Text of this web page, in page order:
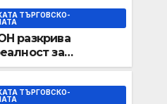
ТЪРГОВСКО-
разкрива
за
в Газа, Западния
ТЪРГОВСКО-